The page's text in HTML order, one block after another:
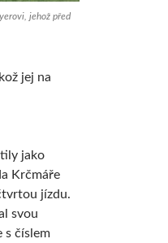
jehož před
jej na
jako
Krčmáře
jízdu.
svou
s číslem